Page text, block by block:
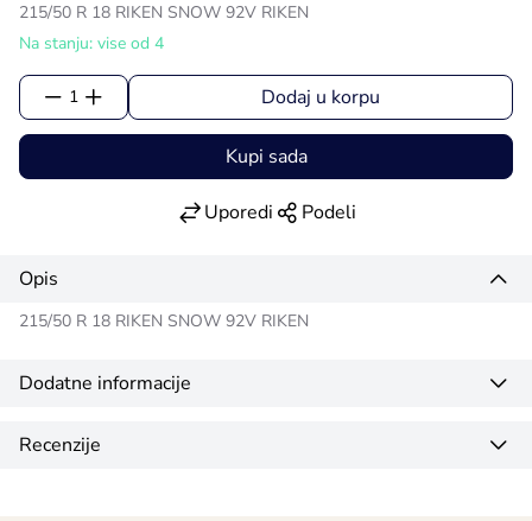
215/50 R 18 RIKEN SNOW 92V RIKEN
Na stanju: vise od 4
1 Dodaj u korpu
Kupi sada
Uporedi Podeli
Opis
215/50 R 18 RIKEN SNOW 92V RIKEN
Dodatne informacije
Recenzije